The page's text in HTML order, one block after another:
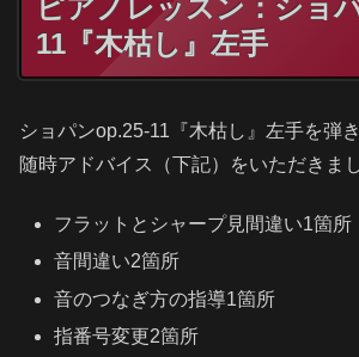
ピアノレッスン：ショ
11『木枯し』左手
ショパンop.25-11『木枯し』左手を弾
随時アドバイス（下記）をいただきま
フラットとシャープ見間違い1箇所
音間違い2箇所
音のつなぎ方の指導1箇所
指番号変更2箇所